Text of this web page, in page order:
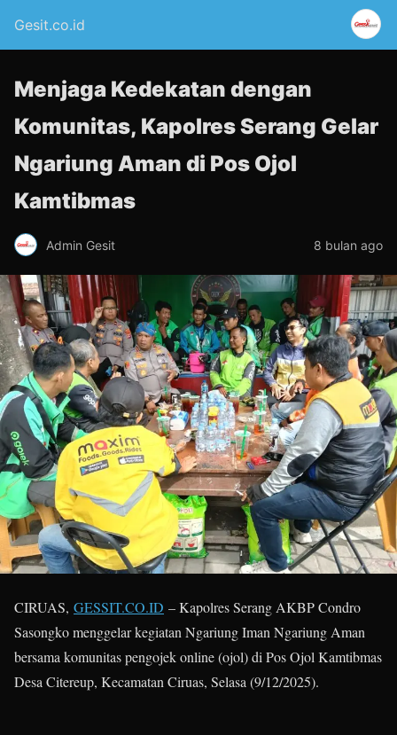
Gesit.co.id
Menjaga Kedekatan dengan
Komunitas, Kapolres Serang Gelar
Ngariung Aman di Pos Ojol
Kamtibmas
Admin Gesit 8 bulan ago
CIRUAS, GESSIT.CO.ID – Kapolres Serang AKBP Condro
Sasongko menggelar kegiatan Ngariung Iman Ngariung Aman
bersama komunitas pengojek online (ojol) di Pos Ojol Kamtibmas
Desa Citereup, Kecamatan Ciruas, Selasa (9/12/2025).